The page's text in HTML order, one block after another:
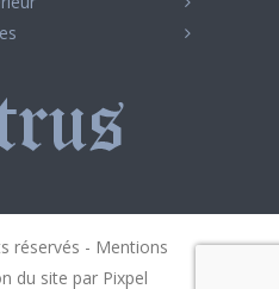
réservés - Mentions
du site par Pixpel